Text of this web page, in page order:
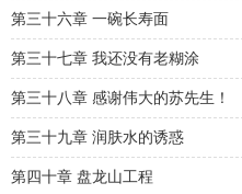
第三十六章 一碗长寿面
第三十七章 我还没有老糊涂
第三十八章 感谢伟大的苏先生！
第三十九章 润肤水的诱惑
第四十章 盘龙山工程